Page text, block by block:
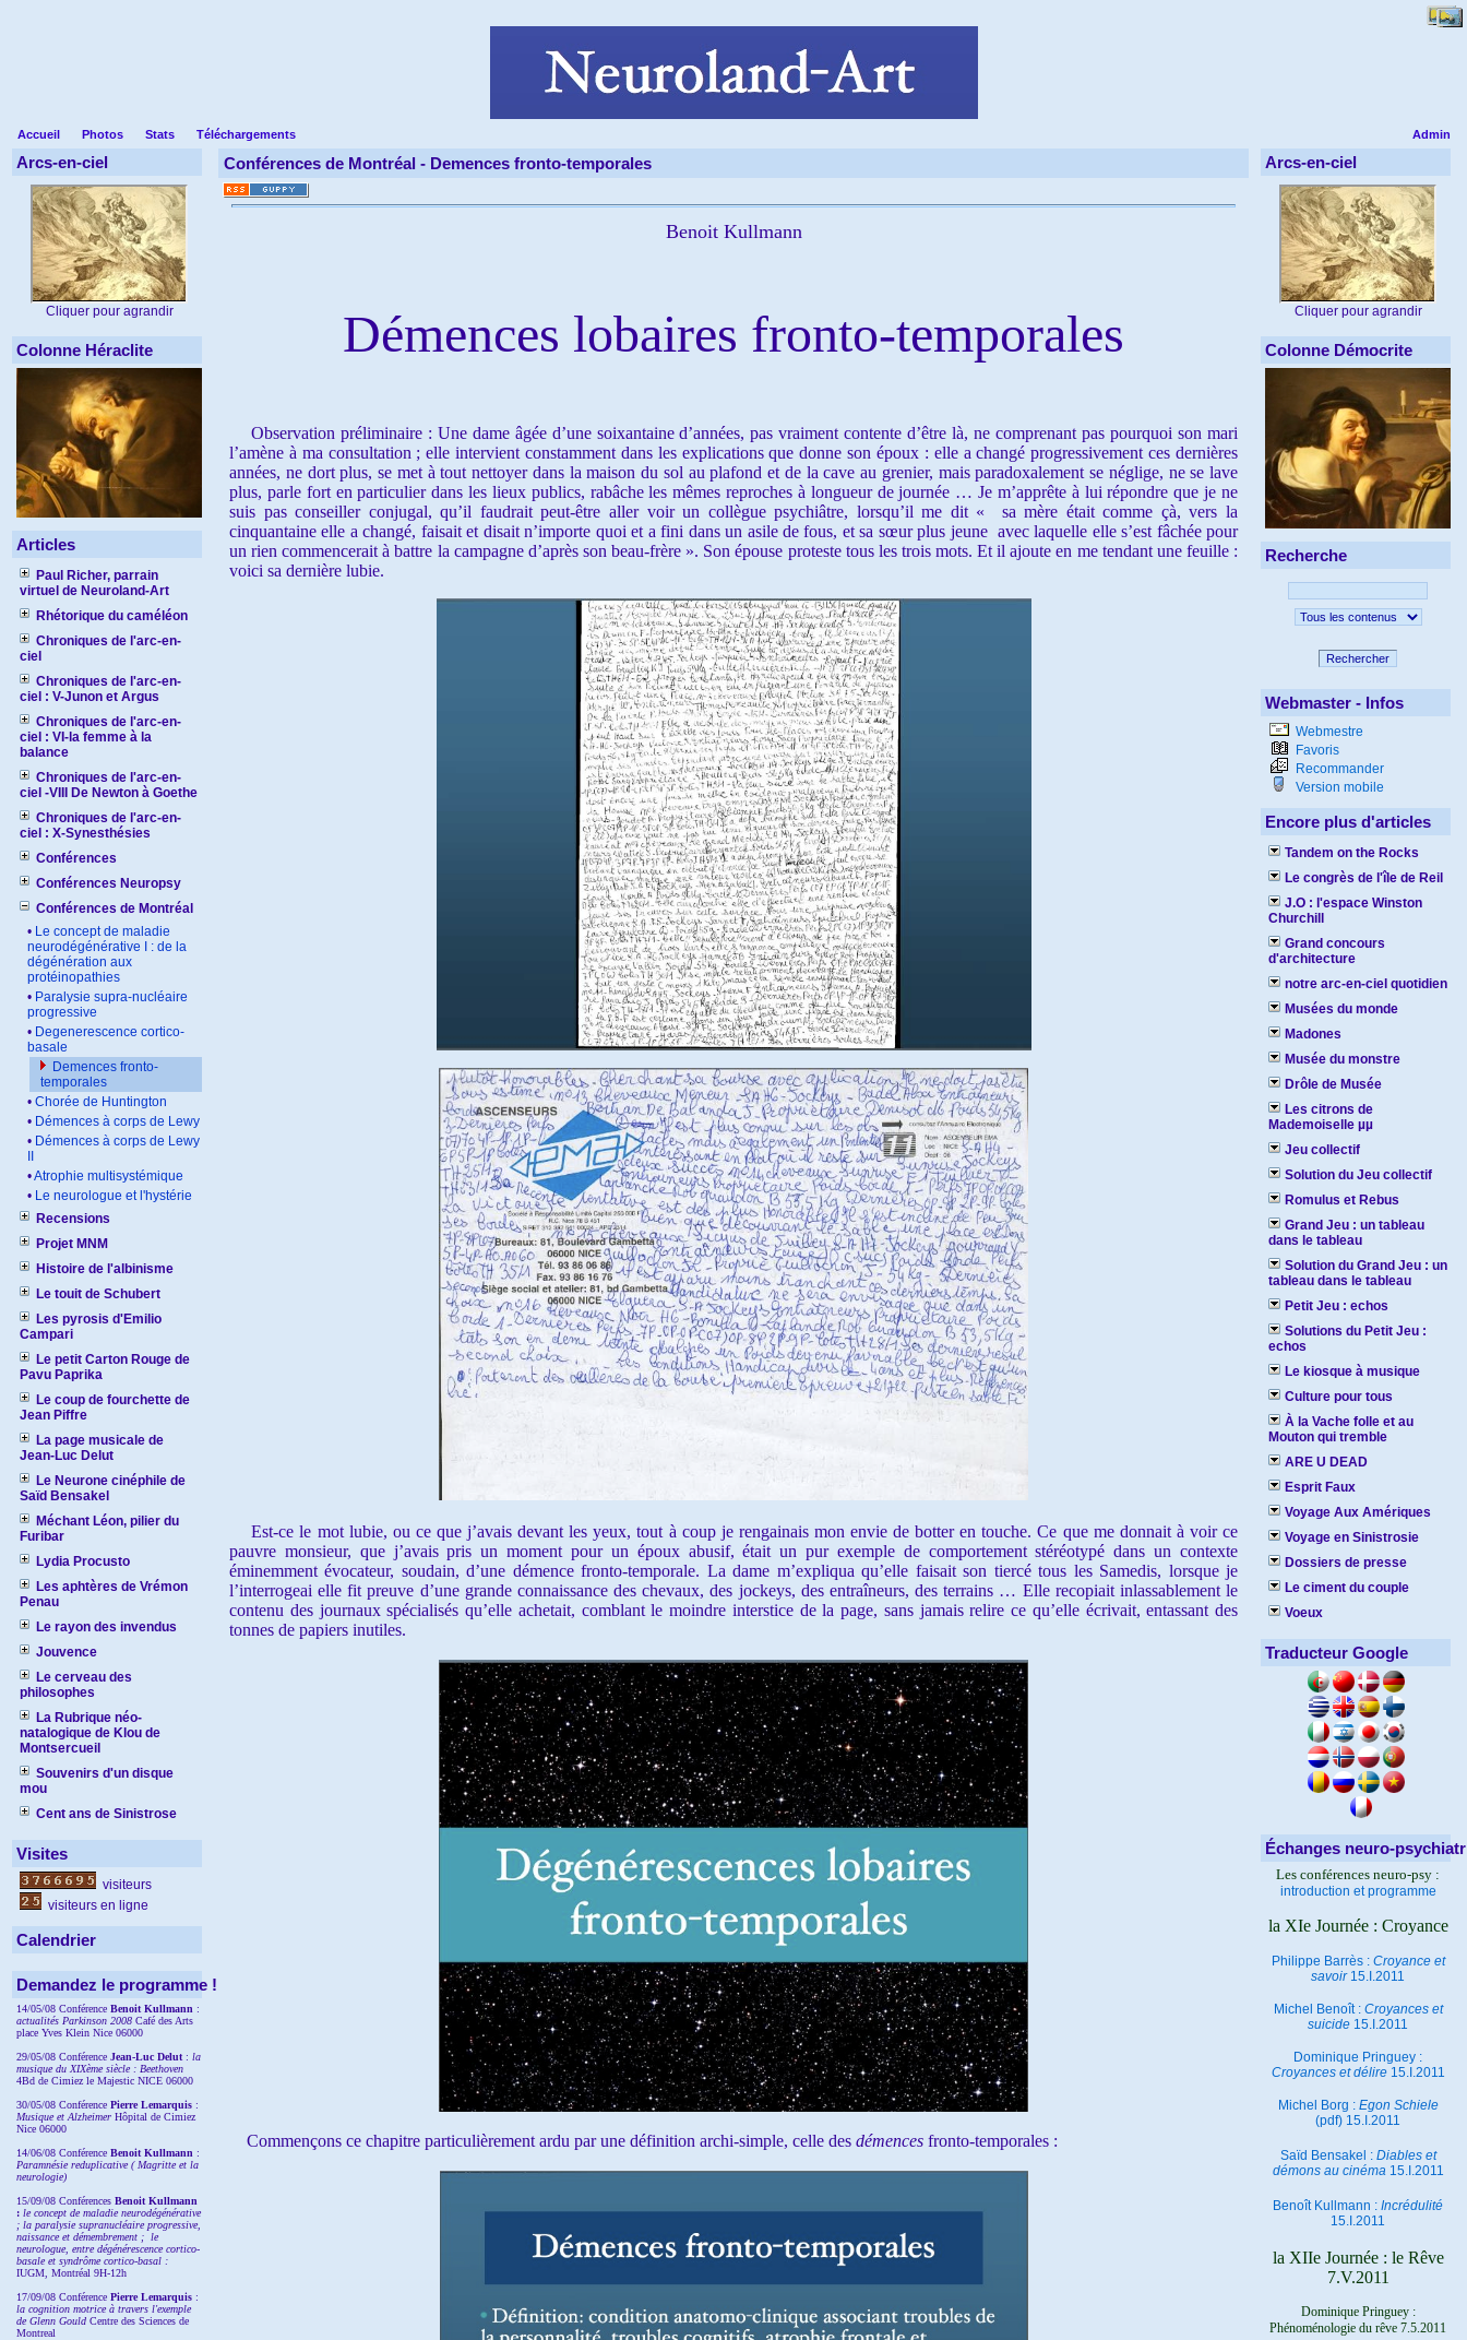
Admin
Accueil Photos Stats Téléchargements
Arcs-en-ciel
Cliquer pour agrandir
Colonne Héraclite
Articles
Paul Richer, parrain
virtuel de Neuroland-Art
Rhétorique du caméléon
Chroniques de l'arc-en-
ciel
Chroniques de l'arc-en-
ciel : V-Junon et Argus
Chroniques de l'arc-en-
ciel : VI-la femme à la
balance
Chroniques de l'arc-en-
ciel -VIII De Newton à Goethe
Chroniques de l'arc-en-
ciel : X-Synesthésies
Conférences
Conférences Neuropsy
Conférences de Montréal
• Le concept de maladie
neurodégénérative I : de la
dégénération aux
protéinopathies
• Paralysie supra-nucléaire
progressive
• Degenerescence cortico-
basale
Demences fronto-
temporales
• Chorée de Huntington
• Démences à corps de Lewy
• Démences à corps de Lewy
•Atrophie multisystémique
• Le neurologue et l'hystérie
Recensions
Projet MNM
Histoire de l'albinisme
Le touit de Schubert
Les pyrosis d'Emilio
Campari
Le petit Carton Rouge de
Pavu Paprika
Le coup de fourchette de
Jean Piffre
La page musicale de
Jean-Luc Delut
Le Neurone cinéphile de
Saïd Bensakel
Méchant Léon, pilier du
Furibar
Lydia Procusto
Les aphtères de Vrémon
Penau
Le rayon des invendus
Jouvence
Le cerveau des
philosophes
La Rubrique néo-
natalogique de Klou de
Montsercueil
Souvenirs d'un disque
mou
Cent ans de Sinistrose
Visites
visiteurs
visiteurs en ligne
Calendrier
Demandez le programme !
14/05/08 Conférence Benoit Kullmann :
actualités Parkinson 2008 Café des Arts
place Yves Klein Nice 06000
29/05/08 Conférence Jean-Luc Delut : la
musique du XIXème siècle : Beethoven
4Bd de Cimiez le Majestic NICE 06000
30/05/08 Conférence Pierre Lemarquis :
Musique et Alzheimer Hôpital de Cimiez
Nice 06000
14/06/08 Conférence Benoit Kullmann :
Paramnésie reduplicative ( Magritte et la
neurologie)
15/09/08 Conférences Benoit Kullmann
: le concept de maladie neurodégénérative
; la paralysie supranucléaire progressive,
naissance et démembrement ; le
neurologue, entre dégénérescence cortico-
basale et syndrôme cortico-basal :
IUGM, Montréal 9H-12h
17/09/08 Conférence Pierre Lemarquis :
la cognition motrice à travers l'exemple
de Glenn Gould Centre des Sciences de
Montreal
Conférences de Montréal - Demences fronto-temporales
Benoit Kullmann
Démences lobaires fronto-temporales
Observation préliminaire : Une dame âgée d’une soixantaine d’années, pas vraiment contente d’être là, ne comprenant pas pourquoi son mari
l’amène à ma consultation ; elle intervient constamment dans les explications que donne son époux : elle a changé progressivement ces dernières
années, ne dort plus, se met à tout nettoyer dans la maison du sol au plafond et de la cave au grenier, mais paradoxalement se néglige, ne se lave
plus, parle fort en particulier dans les lieux publics, rabâche les mêmes reproches à longueur de journée … Je m’apprête à lui répondre que je ne
suis pas conseiller conjugal, qu’il faudrait peut-être aller voir un collègue psychiâtre, lorsqu’il me dit « sa mère était comme çà, vers la
cinquantaine elle a changé, faisait et disait n’importe quoi et a fini dans un asile de fous, et sa sœur plus jeune avec laquelle elle s’est fâchée pour
un rien commencerait à battre la campagne d’après son beau-frère ». Son épouse proteste tous les trois mots. Et il ajoute en me tendant une feuille :
voici sa dernière lubie.
Est-ce le mot lubie, ou ce que j’avais devant les yeux, tout à coup je rengainais mon envie de botter en touche. Ce que me donnait à voir ce
pauvre monsieur, que j’avais pris un moment pour un époux abusif, était un pur exemple de comportement stéréotypé dans un contexte
éminemment évocateur, soudain, d’une démence fronto-temporale. La dame m’expliqua qu’elle faisait son tiercé tous les Samedis, lorsque je
l’interrogeai elle fit preuve d’une grande connaissance des chevaux, des jockeys, des entraîneurs, des terrains … Elle recopiait inlassablement le
contenu des journaux spécialisés qu’elle achetait, comblant le moindre interstice de la page, sans jamais relire ce qu’elle écrivait, entassant des
tonnes de papiers inutiles.
Commençons ce chapitre particulièrement ardu par une définition archi-simple, celle des démences fronto-temporales :
Arcs-en-ciel
Cliquer pour agrandir
Colonne Démocrite
Recherche
Rechercher
Webmaster - Infos
Webmestre
Favoris
Recommander
Version mobile
Encore plus d'articles
Tandem on the Rocks
Le congrès de l'île de Reil
J.O : l'espace Winston
Churchill
Grand concours
d'architecture
notre arc-en-ciel quotidien
Musées du monde
Madones
Musée du monstre
Drôle de Musée
Les citrons de
Mademoiselle µµ
Jeu collectif
Solution du Jeu collectif
Romulus et Rebus
Grand Jeu : un tableau
dans le tableau
Solution du Grand Jeu : un
tableau dans le tableau
Petit Jeu : echos
Solutions du Petit Jeu :
echos
Le kiosque à musique
Culture pour tous
À la Vache folle et au
Mouton qui tremble
ARE U DEAD
Esprit Faux
Voyage Aux Amériques
Voyage en Sinistrosie
Dossiers de presse
Le ciment du couple
Voeux
Traducteur Google
Échanges neuro-
Les conférences neuro-psy :
introduction et programme
la XIe Journée : Croyance
Philippe Barrès : Croyance et
savoir15.I.2011
Michel Benoît : Croyances et
suicide 15.I.2011
Dominique Pringuey :
Croyances et délire15.I.2011
Michel Borg : Egon Schiele
(pdf) 15.I.2011
Saïd Bensakel : Diables et
démons au cinéma 15.I.2011
Benoît Kullmann : Incrédulité
15.I.2011
la XIIe Journée : le Rêve
7.V.2011
Dominique Pringuey :
Phénoménologie du rêve 7.5.2011